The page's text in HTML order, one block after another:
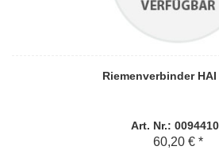
Riemenverbinder HAI
Art. Nr.:
60,20 € *